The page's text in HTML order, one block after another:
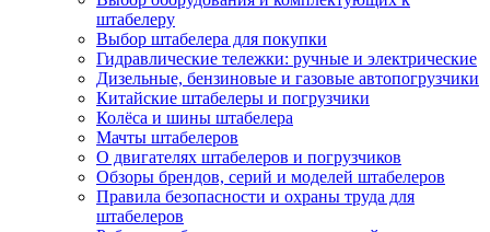
штабелеру
Выбор штабелера для покупки
Гидравлические тележки: ручные и электрические
Дизельные, бензиновые и газовые автопогрузчики
Китайские штабелеры и погрузчики
Колёса и шины штабелера
Мачты штабелеров
О двигателях штабелеров и погрузчиков
Обзоры брендов, серий и моделей штабелеров
Правила безопасности и охраны труда для
штабелеров